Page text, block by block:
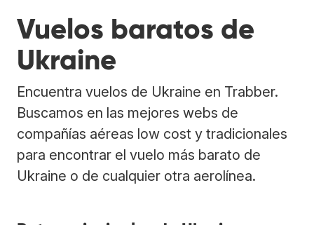
Vuelos baratos de
Ukraine
Encuentra vuelos de Ukraine en Trabber.
Buscamos en las mejores webs de
compañías aéreas low cost y tradicionales
para encontrar el vuelo más barato de
Ukraine o de cualquier otra aerolínea.